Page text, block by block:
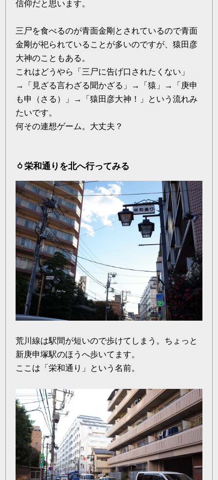
信仰だと思います。
三尸を食べるのが青面金剛とされているので青面
金剛が祀られていることが多いのですが、猿田彦
大神のこともある。
これはどうやら「三尸に告げ口されたくない」
→「見ざる言わざる聞かざる」→「猿」→「庚申
も申（さる）」→「猿田彦大神！」という流れみ
たいです。
何その連想ゲーム。大丈夫？
栄和通りを北へ行ってみる
荒川線は駅間が短いので歩けてしまう。ちょっと
新庚申塚駅のほうへ歩いてます。
ここは「栄和通り」という名前。